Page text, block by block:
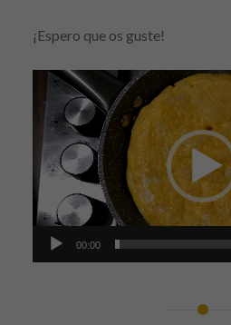
¡Espero que os guste!
Reproductor
de
vídeo
00:00